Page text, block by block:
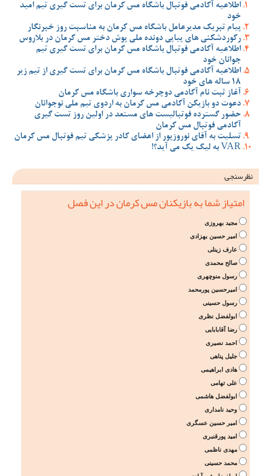
اطلاعیه آکادمی فوتبال باشگاه مس کرمان برای تست گیری تیم امید
خود
پیام تبریک مدیرعامل باشگاه مس کرمان به مناسبت روز خبرنگار
رکوردشکنی های پیاپی دونده ملی پوش دختر مس کرمان در بلاروس
اطلاعیه آکادمی فوتبال باشگاه مس کرمان برای تست گیری تیم
جوانان خود
اطلاعیه آکادمی فوتبال باشگاه مس کرمان برای تست گیری از تیم زیر
18 ساله های خود
آغاز ثبت نام آکادمی دوچرخه سواری باشگاه مس کرمان
دعوت دو بازیکن آکادمی مس کرمان به اردوی تیم ملی نوجوانان
حضور گسترده فوتبالیست های مستعد در اولین روز تست گیری
آکادمی فوتبال مس کرمان
تسلیت به آقای نوروزپور از اعضای کادر پزشکی تیم فوتبال مس کرمان
VAR به لیگ یک می آید؟!
نظرسنجی
امتیاز شما به بازیکنان مس کرمان در این فصل
مجید بهروزی
امیر حسین بهزادی
عارف زینلی
صالح محمدی
رسول منوچهری
امیرحسین پورمحمد
رسول حسینی
ابولفضل نظری
رضا آقابابایی
احمد نصیری
جلیل پناهی
هادی ابراهیمی
علی تهامی
ابولفضل هاشمی
وحید نامداری
امیر حسین عسگری
امید پورقنبری
مهدی ناظمی
محمد حسینی